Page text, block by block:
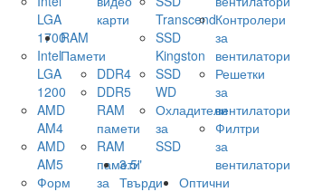
LGA
1700
Intel
LGA
1200
AMD
AM4
AMD
AM5
Форм
карти
RAM
Памети
DDR4
DDR5
RAM
памети
RAM
памети
за
Transcend
SSD
Kingston
SSD
WD
Охладители
за
SSD
3.5"
Твърди
Контролери
за
вентилатори
Решетки
за
вентилатори
Филтри
за
вентилатори
Оптични